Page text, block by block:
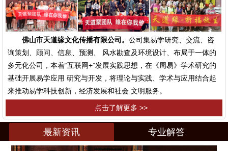
佛山市天道缘文化传播有限公司。 公司集易学研究、交流、咨
询策划、顾问、信息、预测、 风水勘查及环境设计、布局于一体的
多元化公司，本着“互联网+”发展实践思想，在《周易》学术研究的
基础开展易学应用 研究与开发，将理论与实践、学术与应用结合起
来推动易学科技创新，经济发展和社会 文明服务。
点击了解更多 >>
最新资讯 专业解答